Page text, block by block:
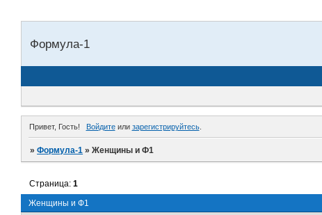
Формула-1
Привет, Гость! Войдитеили зарегистрируйтесь.
»Формула-1 »Женщины и Ф1
Женщины и Ф1
Страница:1